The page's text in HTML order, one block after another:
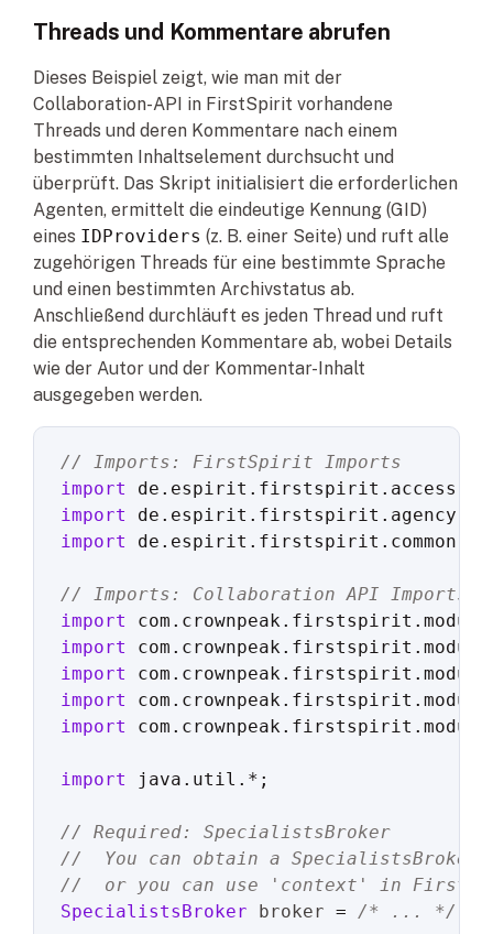
Threads und Kommentare abrufen
Dieses Beispiel zeigt, wie man mit der
Collaboration-API in FirstSpirit vorhandene
Threads und deren Kommentare nach einem
bestimmten Inhaltselement durchsucht und
überprüft. Das Skript initialisiert die erforderlichen
Agenten, ermittelt die eindeutige Kennung (GID)
eines IDProviders (z. B. einer Seite) und ruft alle
zugehörigen Threads für eine bestimmte Sprache
und einen bestimmten Archivstatus ab.
Anschließend durchläuft es jeden Thread und ruft
die entsprechenden Kommentare ab, wobei Details
wie der Autor und der Kommentar-Inhalt
ausgegeben werden.
// Imports: FirstSpirit Imports
import
import
import
// Imports: Collaboration API Imports
import
import
import
import
import
import java.util.*;
// Required: SpecialistsBroker
//  You can obtain a SpecialistsBroker
//  or you can use 'context' in
SpecialistsBroker
broker = /* ... */